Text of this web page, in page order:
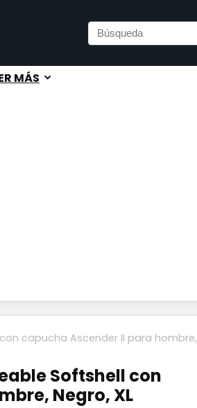
MÁS
capucha Ascender II para hombre,
Softshell con
Negro, XL